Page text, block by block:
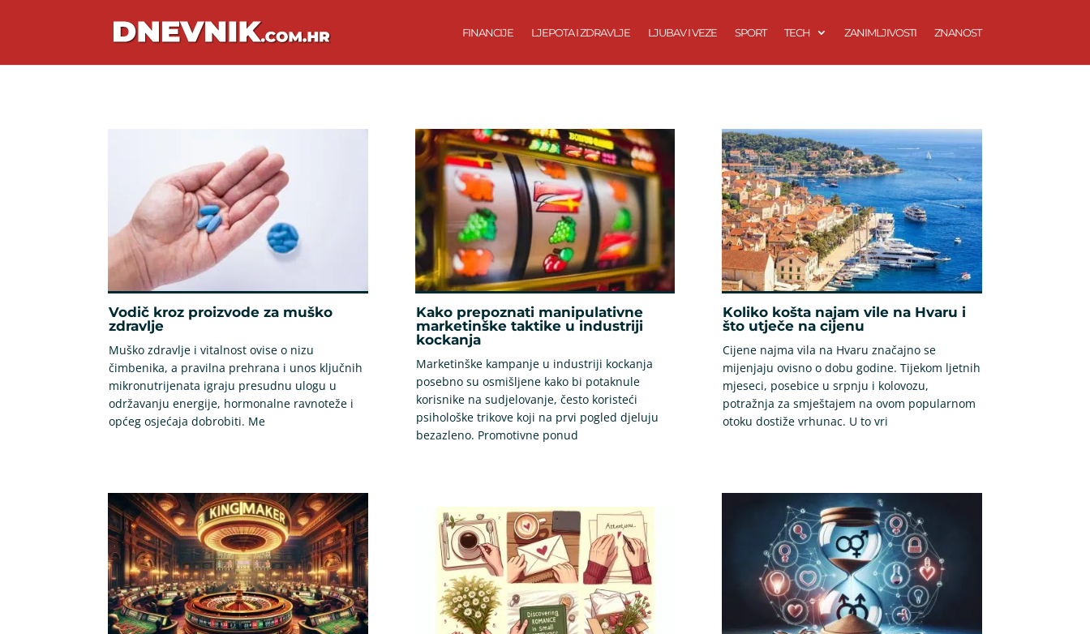
FINANCIJE LJEPOTA I ZDRAVLJE LJUBAV I VEZE SPORT TECH ZANIMLJIVOSTI ZNANOST
Vodič kroz proizvode za muško
zdravlje
Muško zdravlje i vitalnost ovise o nizu
čimbenika, a pravilna prehrana i unos ključnih
mikronutrijenata igraju presudnu ulogu u
održavanju energije, hormonalne ravnoteže i
općeg osjećaja dobrobiti. Me
Kako prepoznati manipulativne
marketinške taktike u industriji
kockanja
Marketinške kampanje u industriji kockanja
posebno su osmišljene kako bi potaknule
korisnike na sudjelovanje, često koristeći
psihološke trikove koji na prvi pogled djeluju
bezazleno. Promotivne ponud
Koliko košta najam vile na Hvaru i
što utječe na cijenu
Cijene najma vila na Hvaru značajno se
mijenjaju ovisno o dobu godine. Tijekom ljetnih
mjeseci, posebice u srpnju i kolovozu,
potražnja za smještajem na ovom popularnom
otoku dostiže vrhunac. U to vri